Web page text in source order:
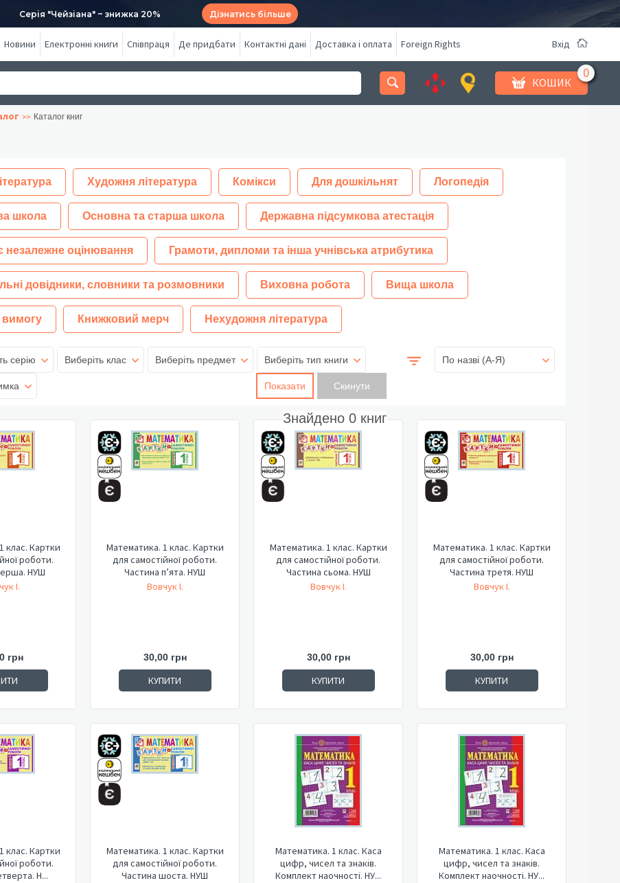
Серія "Чейзіана" ~ знижка 20% Дізнатись більше
Новини Електронні книги Співпраця Де придбати Контактні дані Доставка і оплата Foreign Rights Вхід
КОШИК
Каталог книг
Художня література Комікси Для дошкільнят Логопедія
школа Основна та старша школа Державна підсумкова атестація
незалежне оцінювання Грамоти, дипломи та інша учнівська атрибутика
довідники, словники та розмовники Виховна робота Вища школа
вимогу Книжковий мерч Нехудожня література
серію Виберіть клас Виберіть предмет Виберіть тип книги
Показати
Знайдено 0 книг
По назві (A-Я)
клас. Картки
роботи.
НУШ
І.
грн
Математика. 1 клас. Картки
для самостійної роботи.
Частина п’ята. НУШ
Вовчук І.
30,00 грн
КУПИТИ
Математика. 1 клас. Картки
для самостійної роботи.
Частина сьома. НУШ
Вовчук І.
30,00 грн
КУПИТИ
Математика. 1 клас. Картки
для самостійної роботи.
Частина третя. НУШ
Вовчук І.
30,00 грн
КУПИТИ
клас. Картки
роботи.
Н...
Математика. 1 клас. Картки
для самостійної роботи.
Частина шоста. НУШ
Математика. 1 клас. Каса
цифр, чисел та знаків.
Комплект наочності. НУ...
Математика. 1 клас. Каса
цифр, чисел та знаків.
Комплект наочності. НУ...